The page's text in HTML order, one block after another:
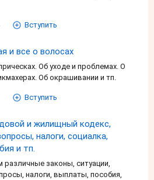
Вступить
и все о волосах
Об уходе и проблемах. О
Об окрашивании и тп.
Вступить
и жилищный кодекс,
налоги, социалка,
и тп.
различные законы, ситуации,
налоги, выплаты, пособия,